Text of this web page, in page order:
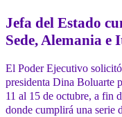
Jefa del Estado
Sede, Alemania e
El Poder Ejecutivo
presidenta Dina Boluarte
11 al 15 de octubre, a fin
donde cumplirá una serie